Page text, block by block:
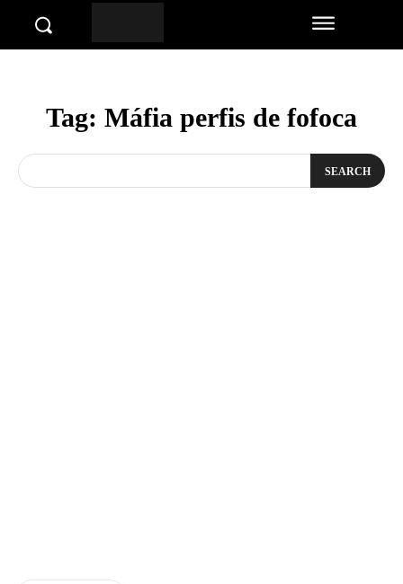
Tag: Máfia perfis de fofoca
SEARCH